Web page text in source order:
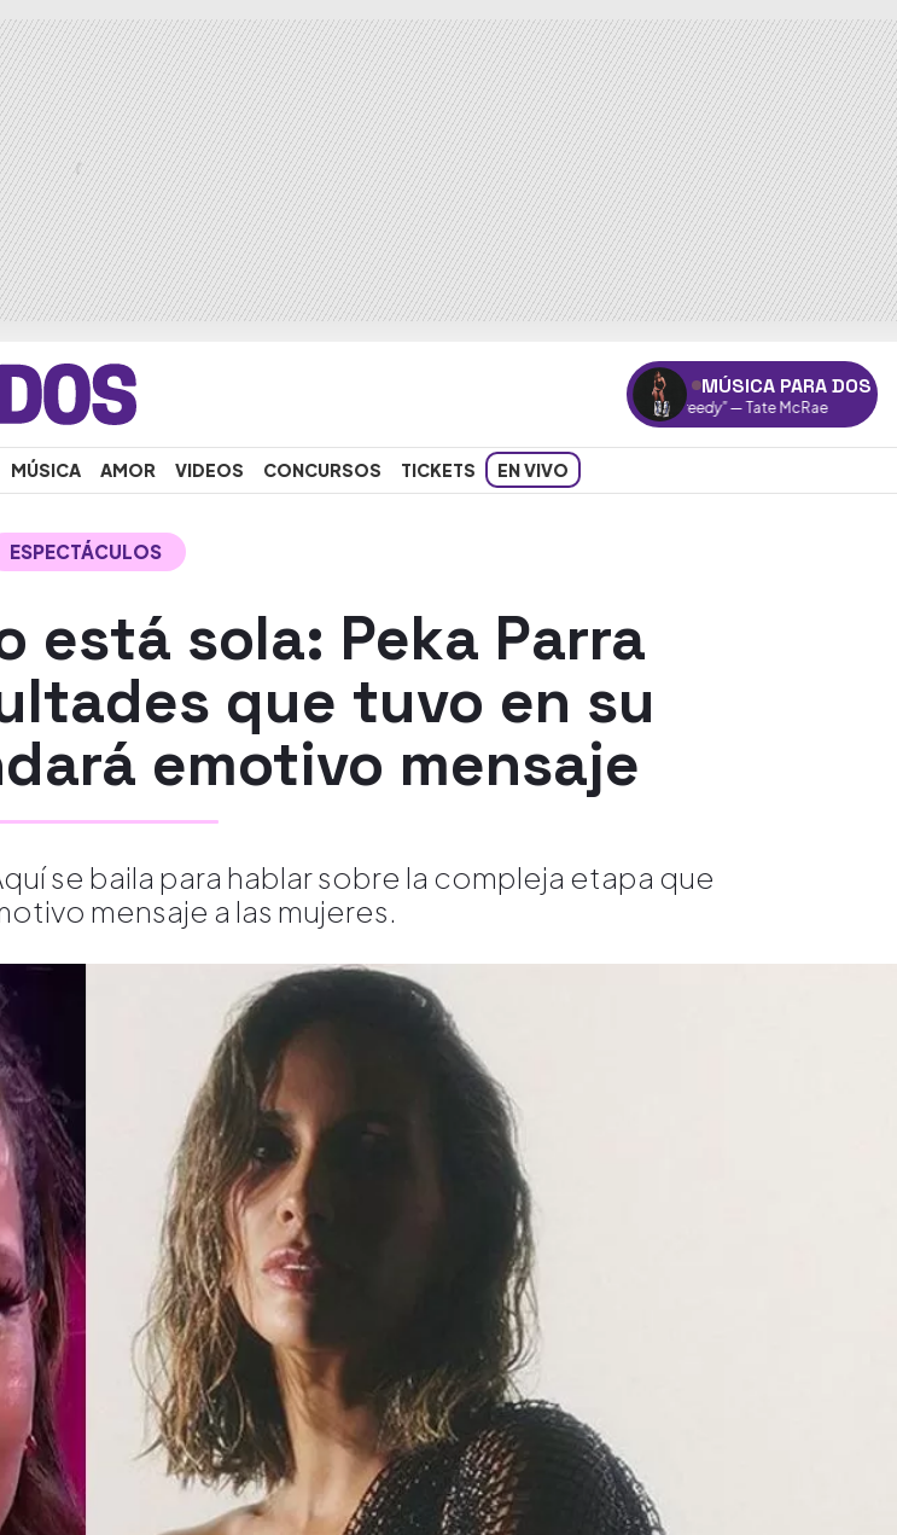
MÚSICA PARA DOS
"Greedy"— Tate McRae
MÚSICA AMOR VIDEOS CONCURSOS TICKETS EN VIVO
ESPECTÁCULOS
está sola: Peka Parra
que tuvo en su
emotivo mensaje
se baila para hablar sobre la compleja etapa que
mensaje a las mujeres.